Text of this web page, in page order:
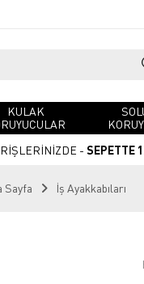
KULAK
- SEPETTE
Sayfa İş Ayakkabıları